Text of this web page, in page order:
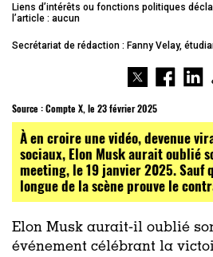
Liens d’intérêts ou fonctions politiques
l’article : aucun
Secrétariat de rédaction : Fanny Velay,
Source :Compte X, le 23 février 2025
À en croire une vidéo, devenue
sociaux, Elon Musk aurait oublié
meeting, le 19 janvier 2025. Sauf
longue de la scène prouve le
Elon Musk aurait-il oublié
événement célébrant la